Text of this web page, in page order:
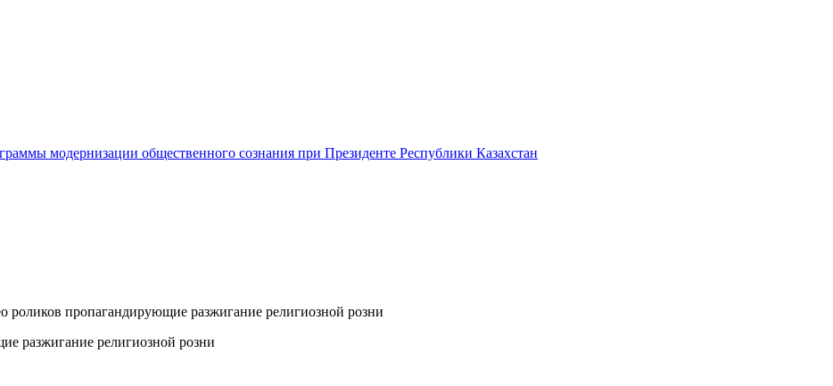
модернизации общественного сознания при Президенте Республики Казахстан
роликов пропагандирующие разжигание религиозной розни
разжигание религиозной розни